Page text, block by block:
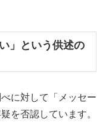
」という供述の
に対して「メッセー
を否認しています。